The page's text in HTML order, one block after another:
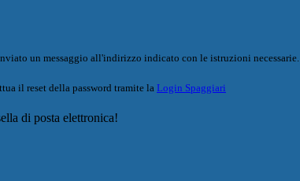
un messaggio all'indirizzo indicato con le istruzioni necessarie.
il reset della password tramite la Login Spaggiari
di posta elettronica!